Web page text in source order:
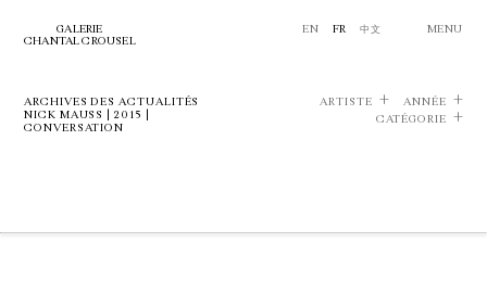
GALERIE
CHANTAL CROUSEL
EN FR 中文 MENU
ARCHIVES DES ACTUALITÉS
NICK MAUSS | 2015 |
CONVERSATION
ARTISTE
ANNÉE
CATÉGORIE